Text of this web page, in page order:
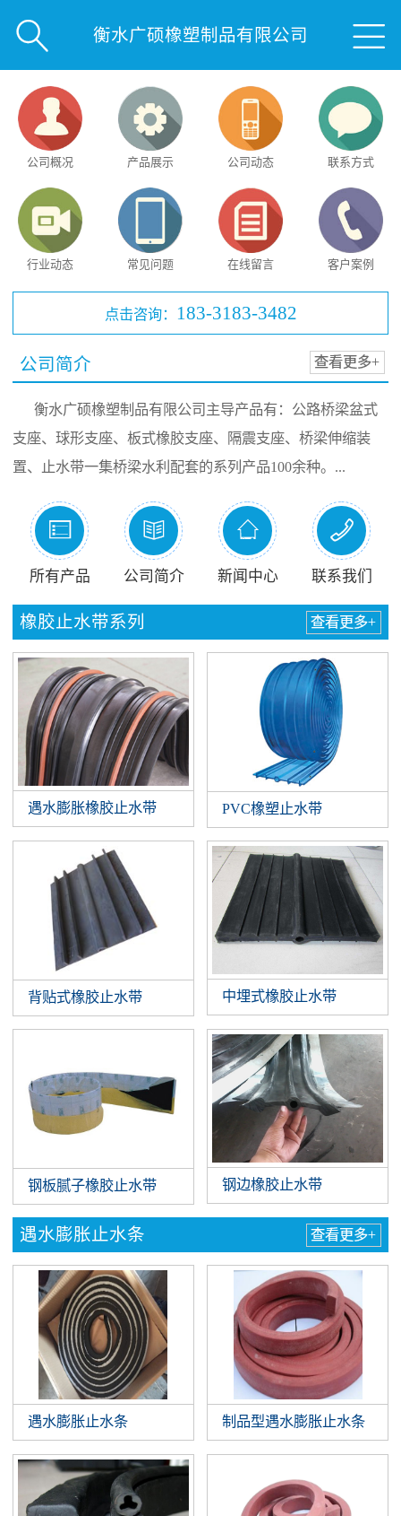

 衡水广硕橡塑制品有限公司
公司概况 产品展示 公司动态 联系方式
行业动态 常见问题 在线留言 客户案例
点击咨询： 183-3183-3482
公司简介 查看更多+
衡水广硕橡塑制品有限公司主导产品有：公路桥梁盆式
支座、球形支座、板式橡胶支座、隔震支座、桥梁伸缩装
置、止水带一集桥梁水利配套的系列产品100余种。...

所有产品

公司简介

新闻中心

联系我们
橡胶止水带系列 查看更多+
遇水膨胀橡胶止水带 PVC橡塑止水带
背贴式橡胶止水带 中埋式橡胶止水带
钢板腻子橡胶止水带 钢边橡胶止水带
遇水膨胀止水条 查看更多+
遇水膨胀止水条 制品型遇水膨胀止水条